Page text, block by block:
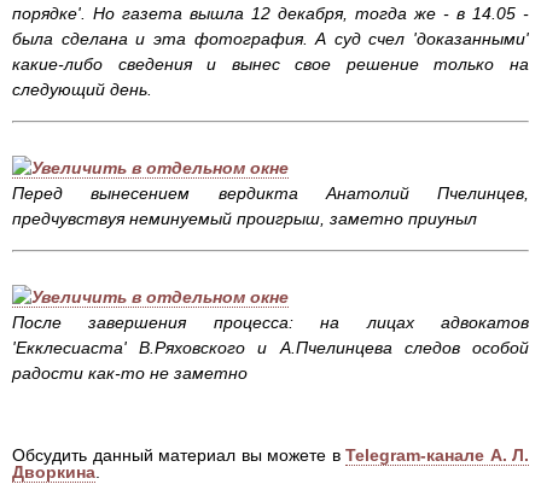
порядке'. Но газета вышла 12 декабря, тогда же - в 14.05 -
была сделана и эта фотография. А суд счел 'доказанными'
какие-либо сведения и вынес свое решение только на
следующий день.
Перед вынесением вердикта Анатолий Пчелинцев,
предчувствуя неминуемый проигрыш, заметно приуныл
После завершения процесса: на лицах адвокатов
'Екклесиаста' В.Ряховского и А.Пчелинцева следов особой
радости как-то не заметно
Обсудить данный материал вы можете в Telegram-канале А. Л.
Дворкина